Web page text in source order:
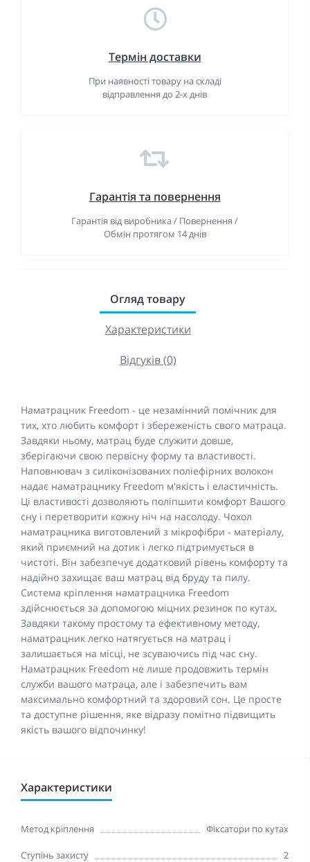
Термін доставки
При наявності товару на складі
відправлення до 2-х днів
Гарантiя та повернення
Гарантія від виробника / Повернення /
Обмін протягом 14 днів
Огляд товару
Характеристики
Відгуків (0)
Наматрацник Freedom - це незамінний помічник для
тих, хто любить комфорт і збереженість свого матраца.
Завдяки ньому, матрац буде служити довше,
зберігаючи свою первісну форму та властивості.
Наповнювач з силіконізованих поліефірних волокон
надає наматрацнику Freedom м'якість і еластичність.
Ці властивості дозволяють поліпшити комфорт Вашого
сну і перетворити кожну ніч на насолоду. Чохол
наматрацника виготовлений з мікрофібри - матеріалу,
який приємний на дотик і легко підтримується в
чистоті. Він забезпечує додатковий рівень комфорту та
надійно захищає ваш матрац від бруду та пилу.
Система кріплення наматрацника Freedom
здійснюється за допомогою міцних резинок по кутах.
Завдяки такому простому та ефективному методу,
наматрацник легко натягується на матрац і
залишається на місці, не зсуваючись під час сну.
Наматрацник Freedom не лише продовжить термін
служби вашого матраца, але і забезпечить вам
максимально комфортний та здоровий сон. Це просте
та доступне рішення, яке відразу помітно підвищить
якість вашого відпочинку!
Характеристики
Метод кріплення Фіксатори по кутах
Ступінь захисту 2